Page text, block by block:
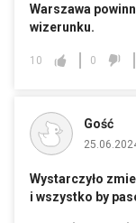
Warszawa
wizerunku.
10 0
Gość
Wystarczyło
i wszystko by